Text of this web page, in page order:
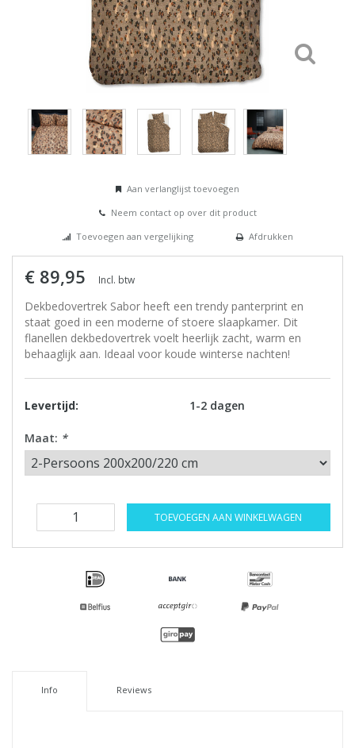
Aan verlanglijst toevoegen
Neem contact op over dit product
Toevoegen aan vergelijking
Afdrukken
€ 89,95 Incl. btw
Dekbedovertrek Sabor heeft een trendy panterprint en
staat goed in een moderne of stoere slaapkamer. Dit
flanellen dekbedovertrek voelt heerlijk zacht, warm en
behaaglijk aan. Ideaal voor koude winterse nachten!
Levertijd: 1-2 dagen
Maat: *
TOEVOEGEN AAN WINKELWAGEN
Info Reviews